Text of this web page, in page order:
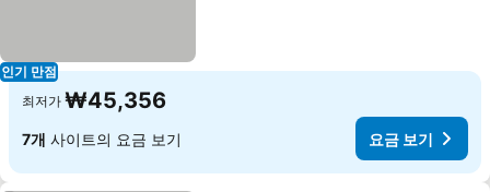
인기 만점
최저가 ₩45,356
7개 사이트의 요금 보기 요금 보기